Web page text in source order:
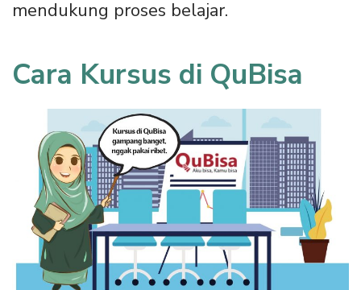
mendukung proses belajar.
Cara Kursus di QuBisa